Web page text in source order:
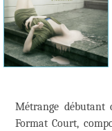
Métrange débutant
Format Court,